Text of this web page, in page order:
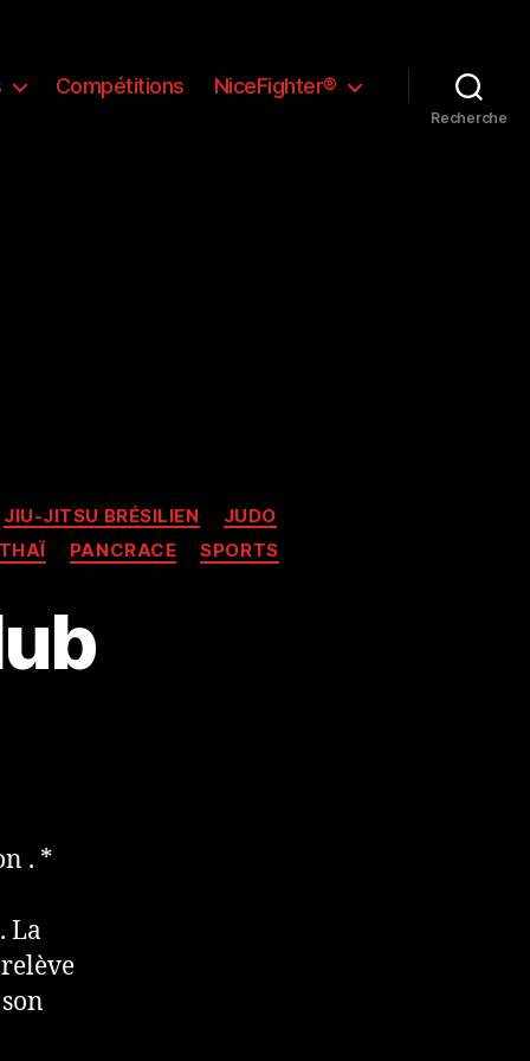
Compétitions NiceFighter®
Recherche
JIU-JITSU BRÉSILIEN
JUDO
PANCRACE SPORTS
. *
La